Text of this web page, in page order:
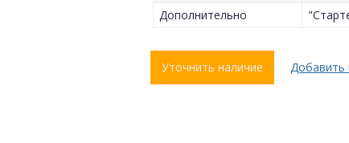
Дополнительно
Уточнить наличие Добавить